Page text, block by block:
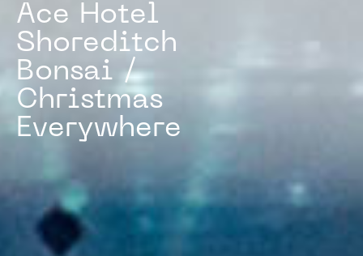
Ace H otel
S hored itc h
Bonsai /
C hristmas
Everywhere